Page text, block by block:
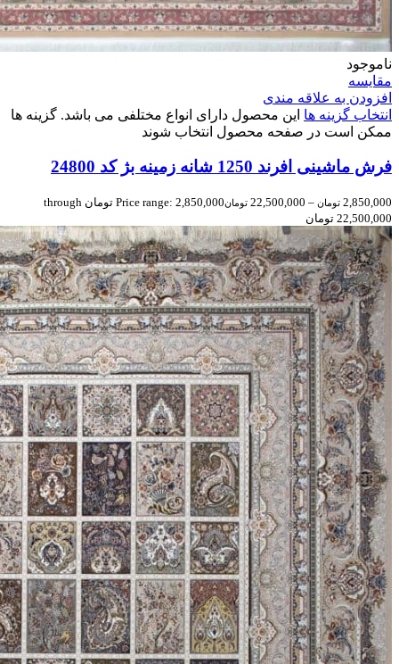
ناموجود
مقایسه
افزودن به علاقه مندی
انتخاب گزینه ها این محصول دارای انواع مختلفی می باشد. گزینه ها
ممکن است در صفحه محصول انتخاب شوند
فرش ماشینی افرند 1250 شانه زمینه بژ کد 24800
2,850,000 تومان –
22,500,000 تومان
Price range: 2,850,000 تومان through
22,500,000 تومان